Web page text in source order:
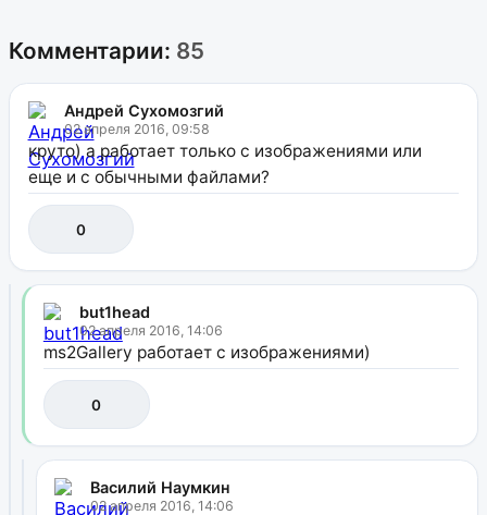
Комментарии: 85
Андрей Сухомозгий
02 апреля 2016, 09:58
круто) а работает только с изображениями или
еще и с обычными файлами?
0
but1head
02 апреля 2016, 14:06
ms2Gallery работает с изображениями)
0
Василий Наумкин
02 апреля 2016, 14:06